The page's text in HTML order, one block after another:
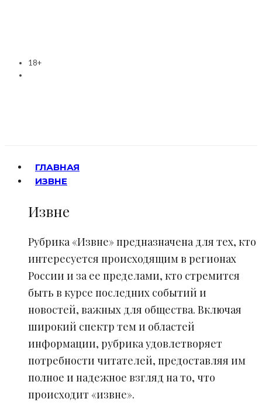
18+
ГЛАВНАЯ
ИЗВНЕ
Извне
Рубрика «Извне» предназначена для тех, кто
интересуется происходящим в регионах
России и за ее пределами, кто стремится
быть в курсе последних событий и
новостей, важных для общества. Включая
широкий спектр тем и областей
информации, рубрика удовлетворяет
потребности читателей, предоставляя им
полное и надежное взгляд на то, что
происходит «извне».